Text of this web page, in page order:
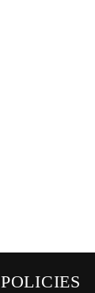
POLICIES